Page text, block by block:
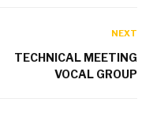
NEXT
TECHNICAL MEETING
VOCAL GROUP